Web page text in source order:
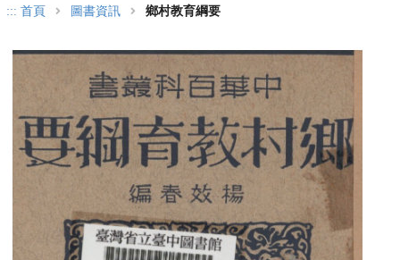
::: 首頁 圖書資訊 鄉村教育綱要